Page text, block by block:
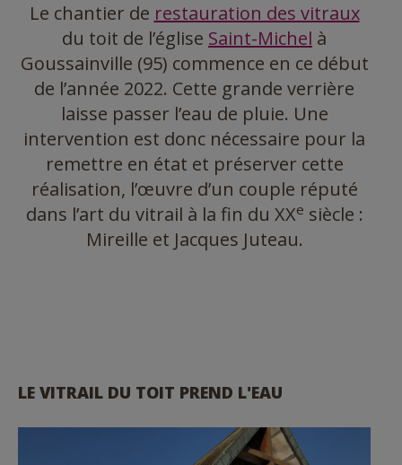
Le chantier de restauration des vitraux
du toit de l’église Saint-Michel à
Goussainville (95) commence en ce début
de l’année 2022. Cette grande verrière
laisse passer l’eau de pluie. Une
intervention est donc nécessaire pour la
remettre en état et préserver cette
réalisation, l’œuvre d’un couple réputé
dans l’art du vitrail à la fin du XXe siècle :
Mireille et Jacques Juteau.
LE VITRAIL DU TOIT PREND L'EAU